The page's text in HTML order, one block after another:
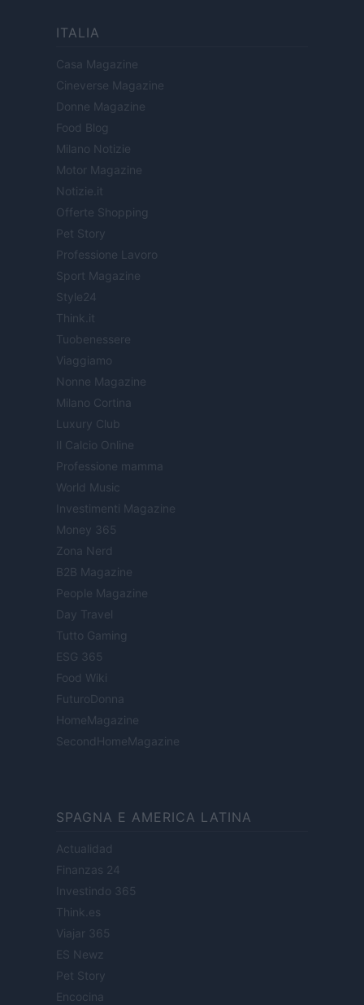
ITALIA
Casa Magazine
Cineverse Magazine
Donne Magazine
Food Blog
Milano Notizie
Motor Magazine
Notizie.it
Offerte Shopping
Pet Story
Professione Lavoro
Sport Magazine
Style24
Think.it
Tuobenessere
Viaggiamo
Nonne Magazine
Milano Cortina
Luxury Club
Il Calcio Online
Professione mamma
World Music
Investimenti Magazine
Money 365
Zona Nerd
B2B Magazine
People Magazine
Day Travel
Tutto Gaming
ESG 365
Food Wiki
FuturoDonna
HomeMagazine
SecondHomeMagazine
SPAGNA E AMERICA LATINA
Actualidad
Finanzas 24
Investindo 365
Think.es
Viajar 365
ES Newz
Pet Story
Encocina